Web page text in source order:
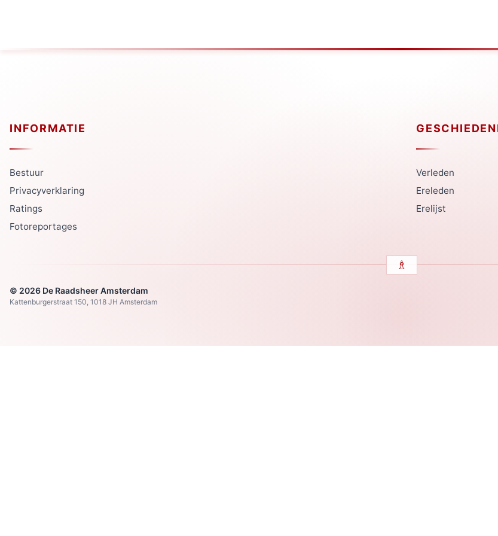
INFORMATIE
Bestuur
Privacyverklaring
Ratings
Fotoreportages
Verleden
Ereleden
Erelijst
© 2026 De Raadsheer Amsterdam
Kattenburgerstraat 150, 1018 JH Amsterdam